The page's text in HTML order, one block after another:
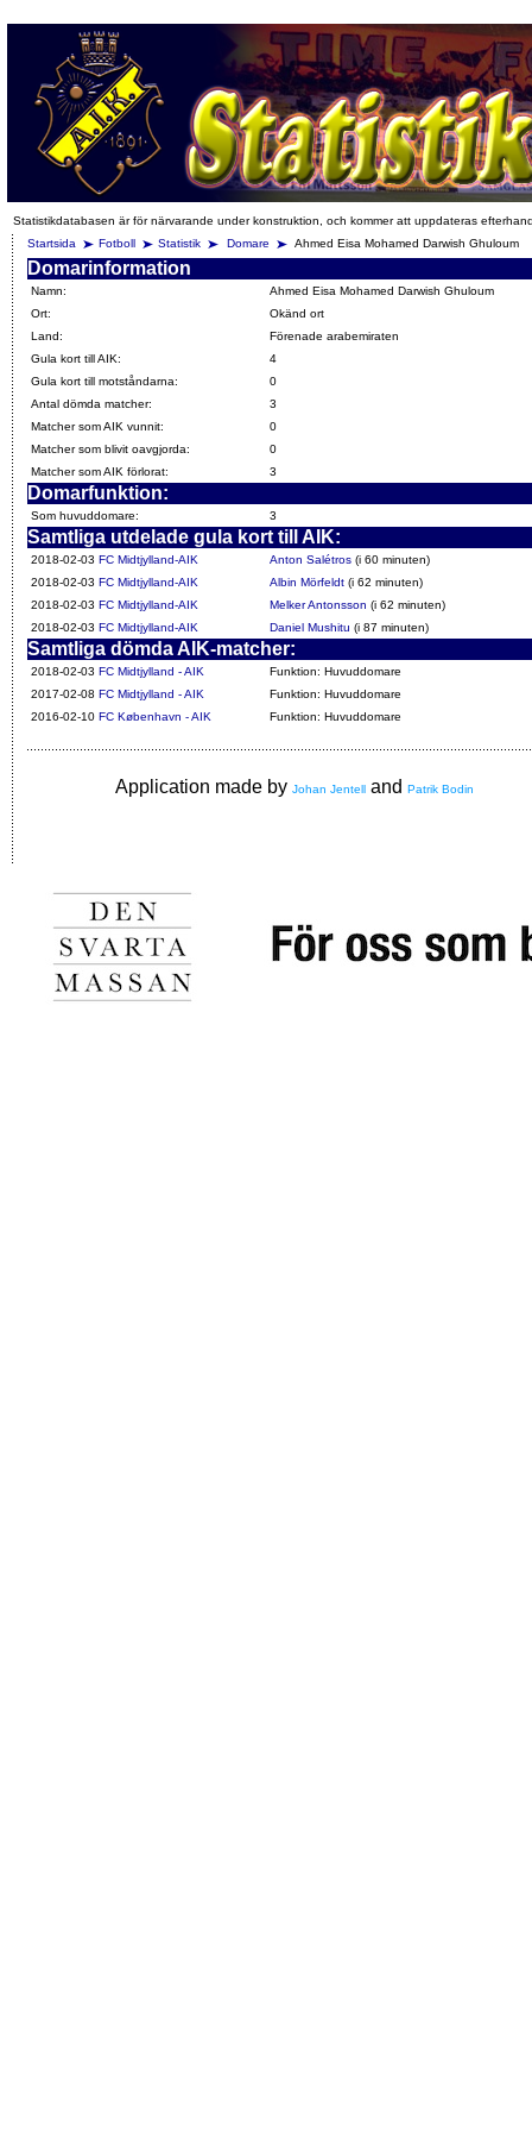
Statistikdatabasen är för närvarande under konstruktion, och kommer att uppdateras
Startsida
Fotboll Statistik Domare Ahmed Eisa Mohamed Darwish Ghuloum
Domarinformation
Namn:
Ahmed Eisa Mohamed Darwish Ghuloum
Ort:
Okänd ort
Land:
Förenade arabemiraten
Gula kort till AIK:
4
Gula kort till motståndarna:
0
Antal dömda matcher:
3
Matcher som AIK vunnit:
0
Matcher som blivit oavgjorda:
0
Matcher som AIK förlorat:
3
Domarfunktion:
Som huvuddomare: 3
Samtliga utdelade gula kort till AIK:
2018-02-03 FC Midtjylland-AIK Anton Salétros (i 60 minuten)
2018-02-03 FC Midtjylland-AIK Albin Mörfeldt (i 62 minuten)
2018-02-03 FC Midtjylland-AIK Melker Antonsson (i 62 minuten)
2018-02-03 FC Midtjylland-AIK Daniel Mushitu (i 87 minuten)
Samtliga dömda AIK-matcher:
2018-02-03 FC Midtjylland - AIK
Funktion: Huvuddomare
2017-02-08 FC Midtjylland - AIK
Funktion: Huvuddomare
2016-02-10 FC København - AIK Funktion: Huvuddomare
Application made by Johan Jentell and Patrik Bodin